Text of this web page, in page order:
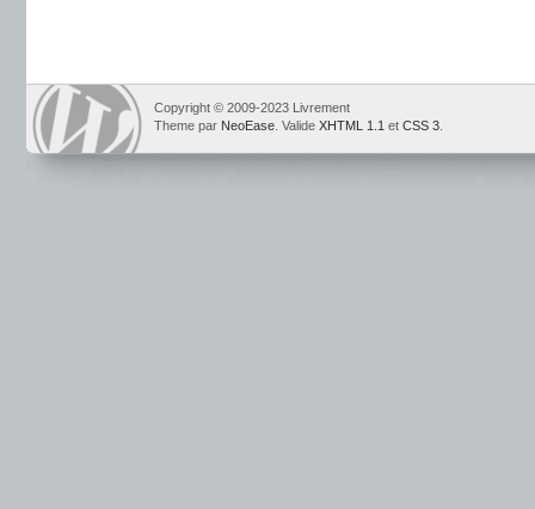
Copyright © 2009-2023 Livrement
Theme par NeoEase . Valide XHTML 1.1 et CSS 3